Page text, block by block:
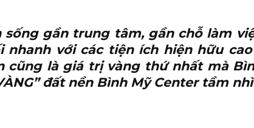
sống gần trung tâm, gần chỗ làm
nhanh với các tiện ích hiện hữu
cũng là giá trị vàng thứ nhất mà
đất nền Bình Mỹ Center tầm